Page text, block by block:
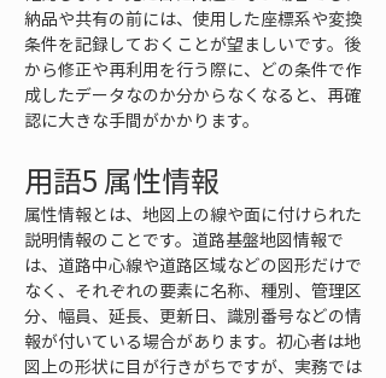
納品や共有の前には、使用した座標系や変換
条件を記録しておくことが望ましいです。後
から修正や再利用を行う際に、どの条件で作
成したデータなのか分からなくなると、再確
認に大きな手間がかかります。
用語5 属性情報
属性情報とは、地図上の線や面に付けられた
説明情報のことです。道路基盤地図情報で
は、道路中心線や道路区域などの図形だけで
なく、それぞれの要素に名称、種別、管理区
分、幅員、延長、更新日、識別番号などの情
報が付いている場合があります。初心者は地
図上の形状に目が行きがちですが、実務では